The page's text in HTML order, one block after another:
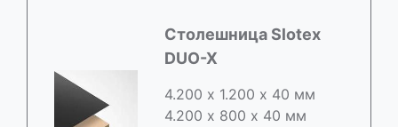
Cтолешница Slotex
DUO-X
4.200 х 1.200 х 40 мм
4.200 х 800 х 40 мм